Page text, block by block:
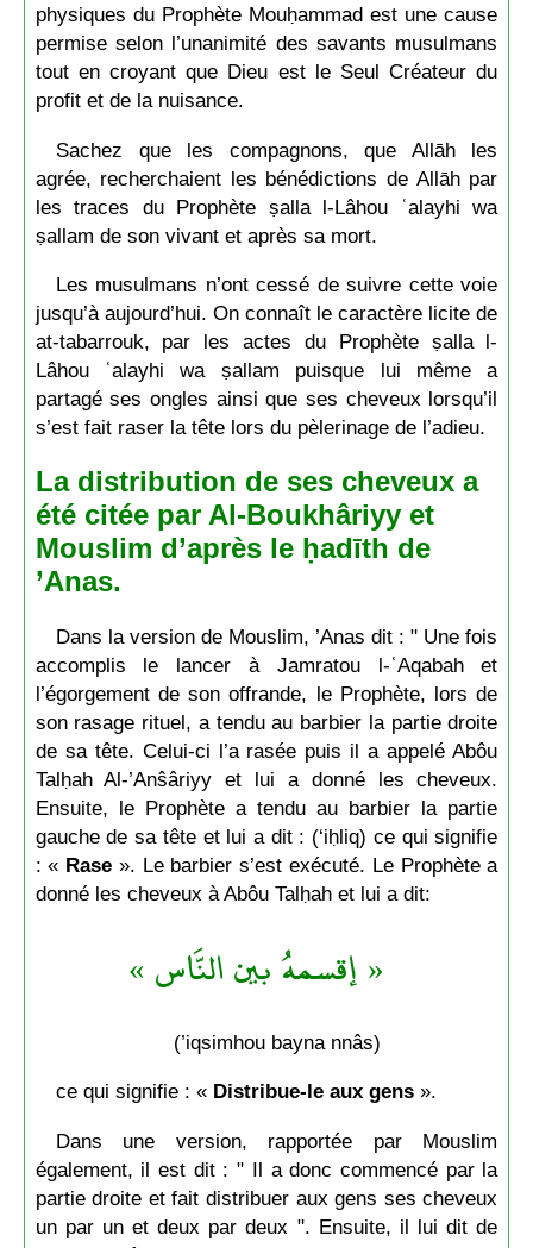
physiques du Prophète Mouḥammad est une cause
permise selon l’unanimité des savants musulmans
tout en croyant que Dieu est le Seul Créateur du
profit et de la nuisance.
Sachez que les compagnons, que Allāh les
agrée, recherchaient les bénédictions de Allāh par
les traces du Prophète ṣalla l-Lâhou ʿalayhi wa
ṣallam de son vivant et après sa mort.
Les musulmans n’ont cessé de suivre cette voie
jusqu’à aujourd’hui. On connaît le caractère licite de
at-tabarrouk, par les actes du Prophète ṣalla l-
Lâhou ʿalayhi wa ṣallam puisque lui même a
partagé ses ongles ainsi que ses cheveux lorsqu’il
s’est fait raser la tête lors du pèlerinage de l’adieu.
La distribution de ses cheveux a
été citée par Al-Boukhâriyy et
Mouslim d’après le ḥadīth de
’Anas.
Dans la version de Mouslim, ’Anas dit : " Une fois
accomplis le lancer à Jamratou l-ʿAqabah et
l’égorgement de son offrande, le Prophète, lors de
son rasage rituel, a tendu au barbier la partie droite
de sa tête. Celui-ci l’a rasée puis il a appelé Abôu
Talḥah Al-’Anŝâriyy et lui a donné les cheveux.
Ensuite, le Prophète a tendu au barbier la partie
gauche de sa tête et lui a dit : (‘iḥliq) ce qui signifie
: « Rase ». Le barbier s’est exécuté. Le Prophète a
donné les cheveux à Abôu Talḥah et lui a dit:
« إقسمهُ بين النَّاس »
(’iqsimhou bayna nnâs)
ce qui signifie : «Distribue-le aux gens».
Dans une version, rapportée par Mouslim
également, il est dit : " Il a donc commencé par la
partie droite et fait distribuer aux gens ses cheveux
un par un et deux par deux ". Ensuite, il lui dit de